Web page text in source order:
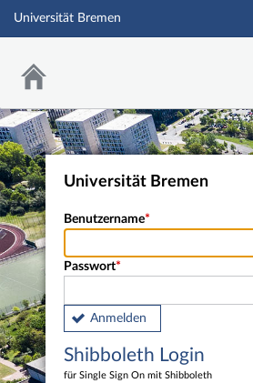
Universität Bremen
Universität Bremen
Benutzername
Passwort
Anmelden
Shibboleth Login
für Single Sign On mit Shibboleth